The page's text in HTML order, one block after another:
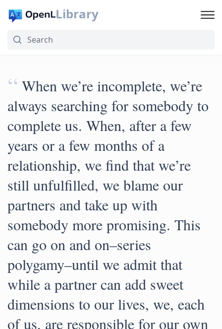
Library
“ When we’re incomplete, we’re
always searching for somebody to
complete us. When, after a few
years or a few months of a
relationship, we find that we’re
still unfulfilled, we blame our
partners and take up with
somebody more promising. This
can go on and on–series
polygamy–until we admit that
while a partner can add sweet
dimensions to our lives, we, each
of us, are responsible for our own